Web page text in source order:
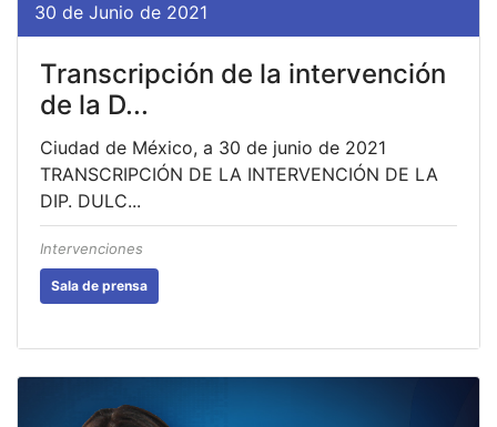
30 de Junio de 2021
Transcripción de la intervención
de la D...
Ciudad de México, a 30 de junio de 2021
TRANSCRIPCIÓN DE LA INTERVENCIÓN DE LA
DIP. DULC...
Intervenciones
Sala de prensa